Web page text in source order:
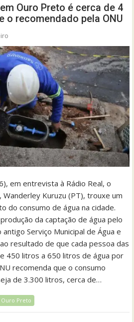
Ouro Preto é cerca de 4
o recomendado pela ONU
em entrevista à Rádio Real, o
Kuruzu (PT), trouxe um
do consumo de água na cidade.
da captação de água pelo
Serviço Municipal de Água e
resultado de que cada pessoa das
450 litros a 650 litros de água por
recomenda que o consumo
de 3.300 litros, cerca de…
Ouro Preto